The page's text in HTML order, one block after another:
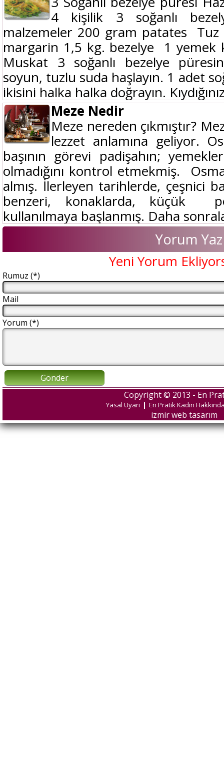
4 kişilik 3 soğanlı
malzemeler 200 gram patates
margarin 1,5 kg. bezelye 1 yemek
Muskat 3 soğanlı bezelye
soyun, tuzlu suda haşlayın. 1 adet
ikisini halka halka doğrayın.
Meze Nedir
Meze nereden çıkmıştır?
lezzet anlamına geliyor.
başının görevi padişahın;
olmadığını kontrol etmekmiş.
almış. İlerleyen tarihlerde, çeşnici
benzeri, konaklarda, küçük
kullanılmaya başlanmış. Daha
Yorum Yaz
Yeni Yorum
Rumuz (*)
Mail
Yorum (*)
Gönder
Copyright © 2013 - En
Yasal Uyarı | En Pratik Kadın
izmir web tasarım